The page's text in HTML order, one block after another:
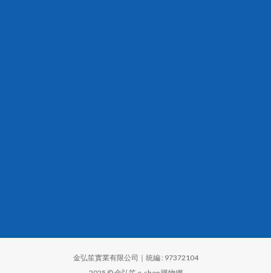
金弘笙實業有限公司｜統編 : 97372104